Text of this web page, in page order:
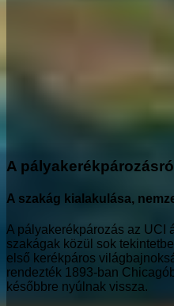
A pályakerékpározásról
A szakág kialakulása,
A pályakerékpározás az UCI
szakágak közül sok
első kerékpáros
rendezték 1893-ban
későbbre nyúlnak vissza.